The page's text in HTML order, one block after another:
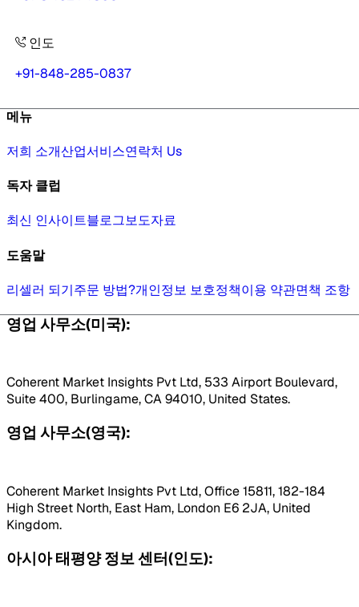
인도
+91-848-285-0837
메뉴
저희 소개산업서비스연락처 Us
독자 클럽
최신 인사이트블로그보도자료
도움말
리셀러 되기주문 방법?개인정보 보호정책이용 약관면책 조항
영업 사무소(미국):
Coherent Market Insights Pvt Ltd, 533 Airport Boulevard,
Suite 400, Burlingame, CA 94010, United States.
영업 사무소(영국):
Coherent Market Insights Pvt Ltd, Office 15811, 182-184
High Street North, East Ham, London E6 2JA, United
Kingdom.
아시아 태평양 정보 센터(인도):